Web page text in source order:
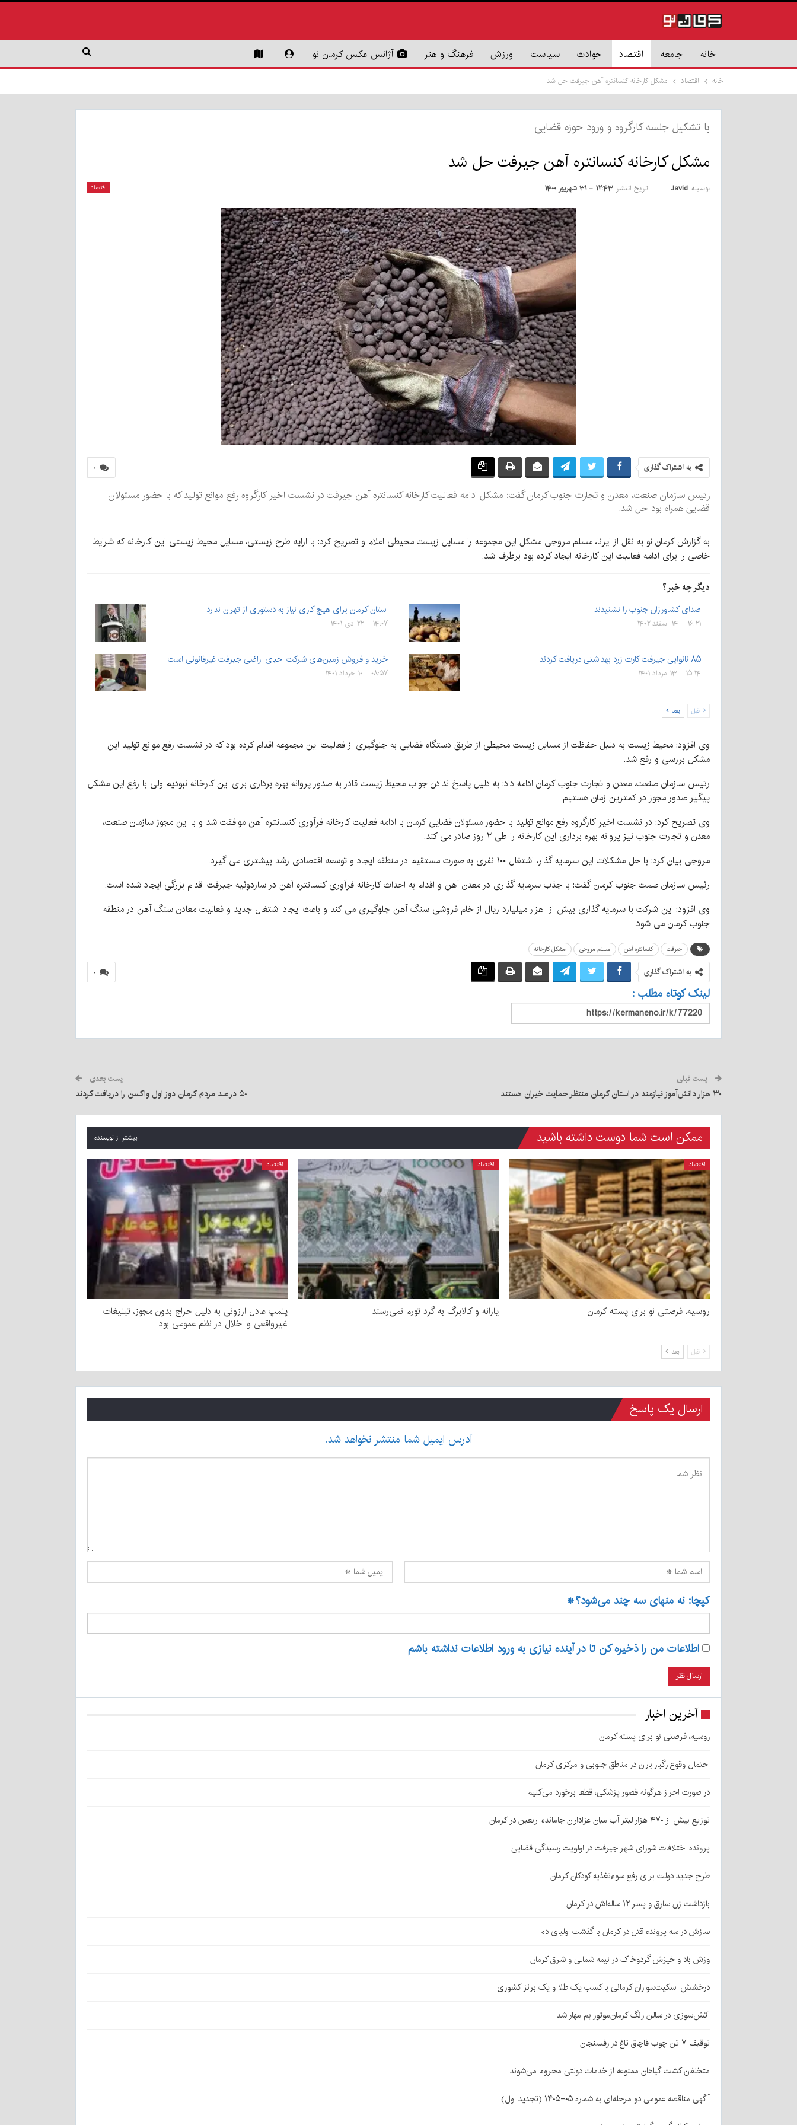
خانه جامعه اقتصاد حوادث سیاست ورزش فرهنگ و هنر آژانس عکس کرمان نو
خانه اقتصاد مشکل کارخانه کنسانتره آهن جیرفت حل شد
با تشکیل جلسه کارگروه و ورود حوزه قضایی
مشکل کارخانه کنسانتره آهن جیرفت حل شد
اقتصاد بوسیله Javid تاریخ انتشار ۱۲:۴۳ - ۳۱ شهریور ۱۴۰۰
۰ به اشتراک گذاری
رئیس سازمان صنعت، معدن و تجارت جنوب کرمان گفت: مشکل ادامه فعالیت کارخانه کنسانتره آهن جیرفت در نشست اخیر کارگروه رفع موانع تولید که با حضور مسئولان
قضایی همراه بود حل شد.
به گزارش کرمان نو به نقل از ایرنا، مسلم مروجی مشکل این مجموعه را مسایل زیست محیطی اعلام و تصریح کرد: با ارایه طرح زیستی، مسایل محیط زیستی این کارخانه که شرایط
خاصی را برای ادامه فعالیت این کارخانه ایجاد کرده بود برطرف شد.
دیگر چه خبر؟
صدای کشاورزان جنوب را نشنیدند
۱۶:۲۱ - ۱۴ اسفند ۱۴۰۲
استان کرمان برای هیچ کاری نیاز به دستوری از تهران ندارد
۱۴:۰۷ - ۲۲ دی ۱۴۰۱
۸۵ نانوایی جیرفت کارت زرد بهداشتی دریافت کردند
۱۵:۱۴ - ۱۳ مرداد ۱۴۰۱
خرید و فروش زمین‌های شرکت احیای اراضی جیرفت غیرقانونی است
۰۸:۵۷ - ۱۰ خرداد ۱۴۰۱
قبل بعد
وی افزود: محیط زیست به دلیل حفاظت از مسایل زیست محیطی از طریق دستگاه قضایی به جلوگیری از فعالیت این مجموعه اقدام کرده بود که در نشست رفع موانع تولید این
مشکل بررسی و رفع شد.
رئیس سازمان صنعت، معدن و تجارت جنوب کرمان ادامه داد: به دلیل پاسخ ندادن جواب محیط زیست قادر به صدور پروانه بهره برداری برای این کارخانه نبودیم ولی با رفع این مشکل
پیگیر صدور مجوز در کمترین زمان هستیم.
وی تصریح کرد: در نشست اخیر کارگروه رفع موانع تولید با حضور مسئولان قضایی کرمان با ادامه فعالیت کارخانه فرآوری کنسانتره آهن موافقت شد و با این مجوز سازمان صنعت،
معدن و تجارت جنوب نیز پروانه بهره برداری این کارخانه را طی ۲ روز صادر می کند.
مروجی بیان کرد: با حل مشکلات این سرمایه گذار، اشتغال ۱۰۰ نفری به صورت مستقیم در منطقه ایجاد و توسعه اقتصادی رشد بیشتری می گیرد.
رئیس سازمان صمت جنوب کرمان گفت: با جذب سرمایه گذاری در معدن آهن و اقدام به احداث کارخانه فرآوری کنسانتره آهن در ساردوئیه جیرفت اقدام بزرگی ایجاد شده است.
وی افزود: این شرکت با سرمایه گذاری بیش از هزار میلیارد ریال از خام فروشی سنگ آهن جلوگیری می کند و باعث ایجاد اشتغال جدید و فعالیت معادن سنگ آهن در منطقه
جنوب کرمان می شود.
جیرفت کنسانتره آهن مسلم مروجی مشکل کارخانه
۰ به اشتراک گذاری
لینک کوتاه مطلب :
پست قبلی
۳۰ هزار دانش‌آموز نیازمند در استان کرمان منتظر حمایت خیران هستند
پست بعدی
۵۰ درصد مردم کرمان دوز اول واکسن را دریافت کردند
ممکن است شما دوست داشته باشید بیشتر از نویسنده
اقتصاد
روسیه، فرصتی نو برای پسته کرمان
اقتصاد
یارانه و کالابرگ به گرد تورم نمی‌رسند
اقتصاد
پلمپ عادل ارزونی به دليل حراج بدون مجوز، تبليغات
غیرواقعی و اخلال در نظم عمومی بود
قبل بعد
ارسال یک پاسخ
آدرس ایمیل شما منتشر نخواهد شد.
کپچا: نه منهای سه چند می‌شود؟*
اطلاعات من را ذخیره کن تا در آینده نیازی به ورود اطلاعات نداشته باشم
آخرین اخبار
روسیه، فرصتی نو برای پسته کرمان
احتمال وقوع رگبار باران در مناطق جنوبی و مرکزی کرمان
در صورت احراز هرگونه قصور پزشکی، قطعا برخورد می‌کنیم
توزیع بیش از ۴۷۰ هزار لیتر آب میان عزاداران جامانده اربعین در کرمان
پرونده اختلافات شورای شهر جیرفت در اولویت رسیدگی قضایی
طرح جدید دولت برای رفع سوءتغذیه کودکان کرمان
بازداشت زن سارق و پسر ۱۲ ساله‌اش در کرمان
سازش در سه پرونده قتل در کرمان با گذشت اولیای دم
وزش باد و خیزش گردوخاک در نیمه شمالی و شرق کرمان
درخشش اسکیت‌سواران کرمانی با کسب یک طلا و یک برنز کشوری
آتش‌سوزی در سالن رنگ کرمان‌موتور بم مهار شد
توقیف ۷ تن چوب قاچاق تاغ در رفسنجان
متخلفان کشت گیاهان ممنوعه از خدمات دولتی محروم می‌شوند
آگهی مناقصه عمومی دو مرحله‌ای به شماره ۰۵-۱۴۰۵ (تجدید اول)